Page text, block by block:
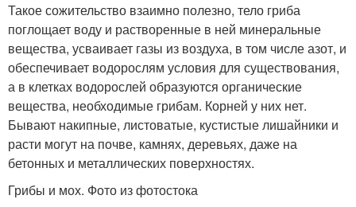
Такое сожительство взаимно полезно, тело гриба
поглощает воду и растворенные в ней минеральные
вещества, усваивает газы из воздуха, в том числе азот, и
обеспечивает водорослям условия для существования,
а в клетках водорослей образуются органические
вещества, необходимые грибам. Корней у них нет.
Бывают накипные, листоватые, кустистые лишайники и
расти могут на почве, камнях, деревьях, даже на
бетонных и металлических поверхностях.
Грибы и мох. Фото из фотостока